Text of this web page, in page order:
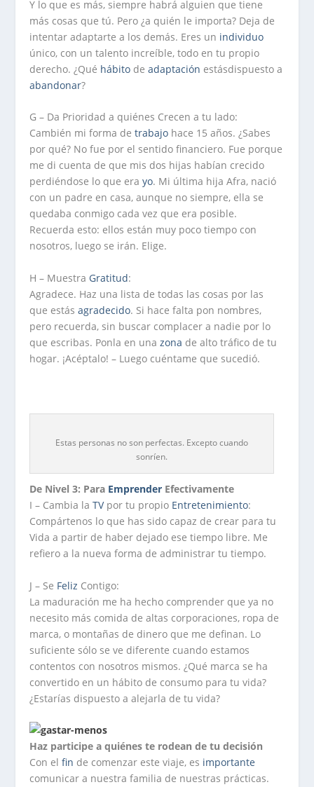
Y lo que es más, siempre habrá alguien que tiene
más cosas que tú. Pero ¿a quién le importa? Deja de
intentar adaptarte a los demás. Eres un individuo
único, con un talento increíble, todo en tu propio
derecho. ¿Qué hábito deadaptación estásdispuesto a
abandonar?
G – Da Prioridad a quiénes Crecen a tu lado:
Cambién mi forma detrabajo hace 15 años. ¿Sabes
por qué? No fue por el sentido financiero. Fue porque
me di cuenta de que mis dos hijas habían crecido
perdiéndose lo que erayo. Mi última hija Afra, nació
con un padre en casa, aunque no siempre, ella se
quedaba conmigo cada vez que era posible.
Recuerda esto: ellos están muy poco tiempo con
nosotros, luego se irán. Elige.
H – Muestra Gratitud:
Agradece. Haz una lista de todas las cosas por las
que estásagradecido. Si hace falta pon nombres,
pero recuerda, sin buscar complacer a nadie por lo
que escribas. Ponla en unazona de alto tráfico de tu
hogar. ¡Acéptalo! – Luego cuéntame que sucedió.
Estas personas no son perfectas. Excepto cuando
sonríen.
De Nivel 3: Para Emprender Efectivamente
I – Cambia laTVpor tu propio Entretenimiento:
Compártenos lo que has sido capaz de crear para tu
Vida a partir de haber dejado ese tiempo libre. Me
refiero a la nueva forma de administrar tu tiempo.
J – Se Feliz Contigo:
La maduración me ha hecho comprender que ya no
necesito más comida de altas corporaciones, ropa de
marca, o montañas de dinero que me definan. Lo
suficiente sólo se ve diferente cuando estamos
contentos con nosotros mismos. ¿Qué marca se ha
convertido en un hábito de consumo para tu vida?
¿Estarías dispuesto a alejarla de tu vida?
Haz participe a quiénes te rodean de tu decisión
Con elfin de comenzar este viaje, es importante
comunicar a nuestra familia de nuestras prácticas.